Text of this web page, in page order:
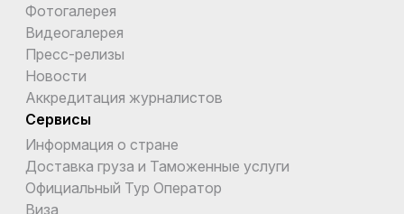
Фотогалерея
Видеогалерея
Пресс-релизы
Новости
Аккредитация журналистов
Сервисы
Информация о стране
Доставка груза и Таможенные услуги
Официальный Тур Оператор
Виза